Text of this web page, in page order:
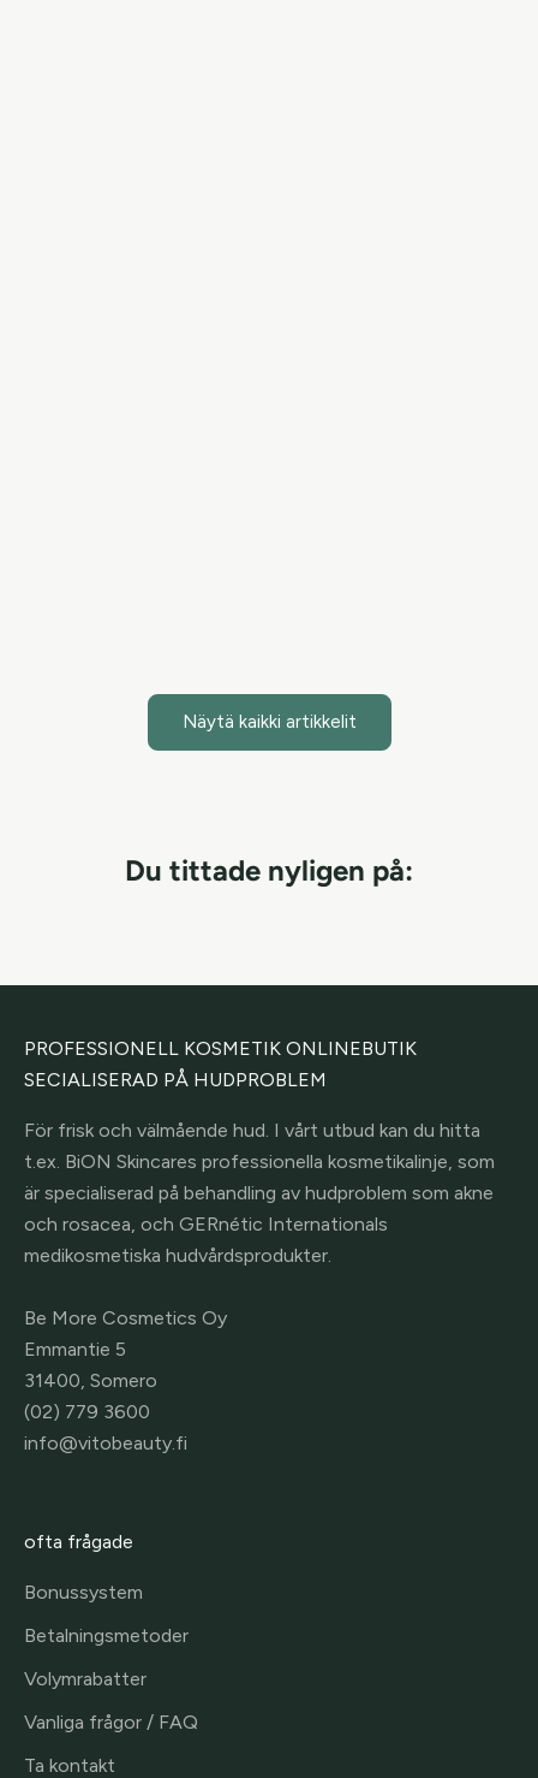
Näytä kaikki artikkelit
Du tittade nyligen på:
PROFESSIONELL KOSMETIK ONLINEBUTIK
SECIALISERAD PÅ HUDPROBLEM
För frisk och välmående hud. I vårt utbud kan du hitta
t.ex. BiON Skincares professionella kosmetikalinje, som
är specialiserad på behandling av hudproblem som akne
och rosacea, och GERnétic Internationals
medikosmetiska hudvårdsprodukter.
Be More Cosmetics Oy
Emmantie 5
31400, Somero
(02) 779 3600
info@vitobeauty.fi
ofta frågade
Bonussystem
Betalningsmetoder
Volymrabatter
Vanliga frågor / FAQ
Ta kontakt